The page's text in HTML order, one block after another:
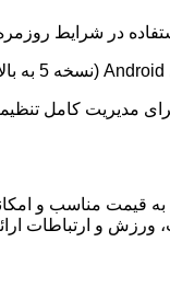
در شرایط
به قیمت مناسب و
و ارتباطات